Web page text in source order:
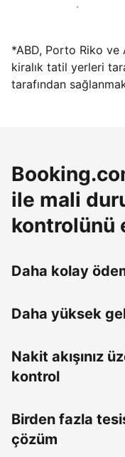
Hemen tesis yayınla
*ABD, Porto Riko ve
kiralık tatil yerleri
tarafından
ile mali
kontrolünü
Daha kolay
Daha yüksek
Nakit akışınız
kontrol
Birden fazla
çözüm